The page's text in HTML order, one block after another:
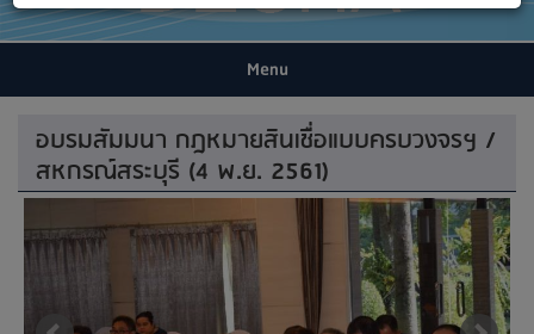
Menu
อบรมสัมมนา กฎหมายสินเชื่อแบบครบวงจรฯ /
สหกรณ์สระบุรี (4 พ.ย. 2561)